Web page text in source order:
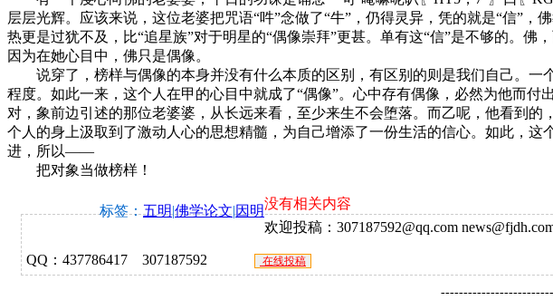
层层光辉。应该来说，这位老婆把咒语“吽”念做了“牛”，仍得灵异，凭的就是“信”
热更是过犹不及，比“追星族”对于明星的“偶像崇拜”更甚。单有这“信”是不够的。
因为在她心目中，佛只是偶像。
说穿了，榜样与偶像的本身并没有什么本质的区别，有区别的则是我们自己。一
程度。如此一来，这个人在甲的心目中就成了“偶像”。心中存有偶像，必然为他而
对，象前边引述的那位老婆婆，从长远来看，至少来生不会堕落。而乙呢，他看到
个人的身上汲取到了激动人心的思想精髓，为自己增添了一份生活的信心。如此，
进，所以——
把对象当做榜样！
标签：五明|佛学论文|因明没有相关内容
欢迎投稿：307187592@qq.com
QQ：437786417 307187592 在线投稿